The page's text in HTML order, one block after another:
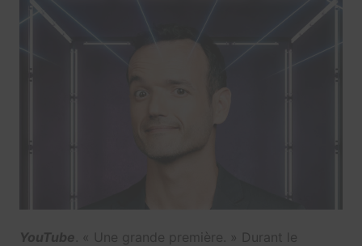
YouTube . « Une grande première. » Durant le